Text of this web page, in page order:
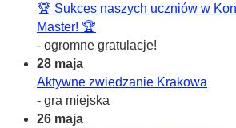
🏆 Sukces naszych uczniów w
Master! 🏆
- ogromne gratulacje!
28 maja
Aktywne zwiedzanie Krakowa
- gra miejska
26 maja